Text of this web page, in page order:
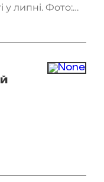
у липні. Фото: